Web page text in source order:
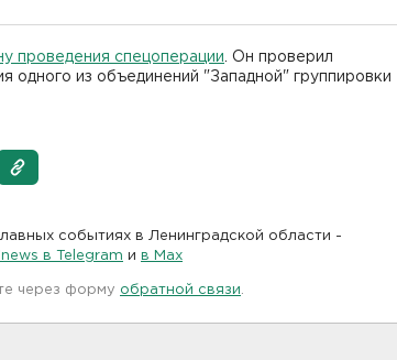
проведения спецоперации . Он проверил
одного из объединений "Западной" группировки
событиях в Ленинградской области -
в Telegram и в Maх
через форму обратной связи